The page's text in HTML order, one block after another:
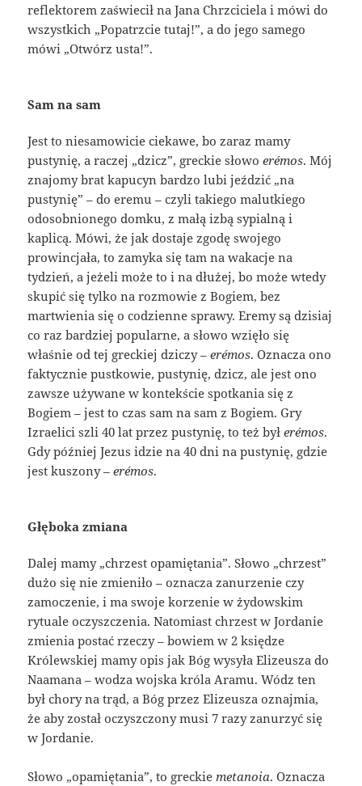
reflektorem zaświecił na Jana Chrzciciela i mówi do
wszystkich „Popatrzcie tutaj!”, a do jego samego
mówi „Otwórz usta!”.
Sam na sam
Jest to niesamowicie ciekawe, bo zaraz mamy
pustynię, a raczej „dzicz”, greckie słowoerémos. Mój
znajomy brat kapucyn bardzo lubi jeździć „na
pustynię” – do eremu – czyli takiego malutkiego
odosobnionego domku, z małą izbą sypialną i
kaplicą. Mówi, że jak dostaje zgodę swojego
prowincjała, to zamyka się tam na wakacje na
tydzień, a jeżeli może to i na dłużej, bo może wtedy
skupić się tylko na rozmowie z Bogiem, bez
martwienia się o codzienne sprawy. Eremy są dzisiaj
co raz bardziej popularne, a słowo wzięło się
właśnie od tej greckiej dziczy –erémos. Oznacza ono
faktycznie pustkowie, pustynię, dzicz, ale jest ono
zawsze używane w kontekście spotkania się z
Bogiem – jest to czas sam na sam z Bogiem. Gry
Izraelici szli 40 lat przez pustynię, to też byłerémos.
Gdy później Jezus idzie na 40 dni na pustynię, gdzie
jest kuszony –erémos.
Głęboka zmiana
Dalej mamy „chrzest opamiętania”. Słowo „chrzest”
dużo się nie zmieniło – oznacza zanurzenie czy
zamoczenie, i ma swoje korzenie w żydowskim
rytuale oczyszczenia. Natomiast chrzest w Jordanie
zmienia postać rzeczy – bowiem w 2 księdze
Królewskiej mamy opis jak Bóg wysyła Elizeusza do
Naamana – wodza wojska króla Aramu. Wódz ten
był chory na trąd, a Bóg przez Elizeusza oznajmia,
że aby został oczyszczony musi 7 razy zanurzyć się
w Jordanie.
Słowo „opamiętania”, to greckie metanoia. Oznacza